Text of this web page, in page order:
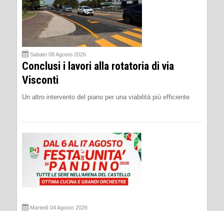
Sabato 08 Agosto 2026
Conclusi i lavori alla rotatoria di via
Visconti
Un altro intervento del piano per una viabilità più efficiente
Martedì 04 Agosto 2026